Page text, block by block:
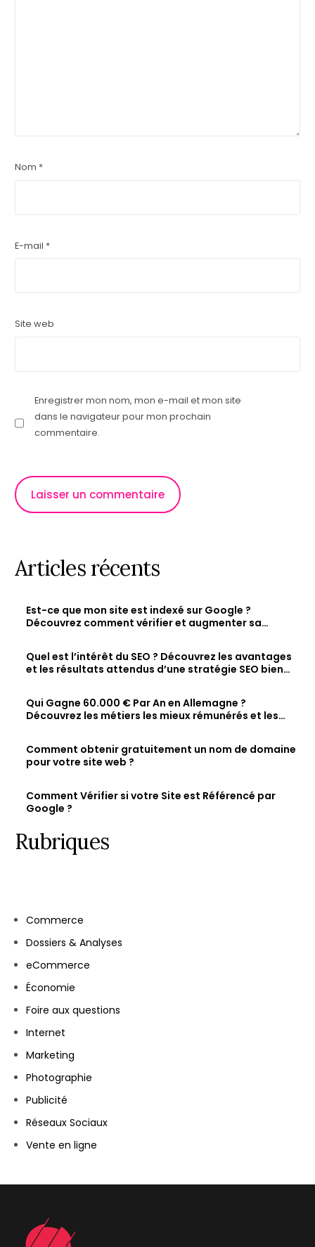
Nom *
E-mail *
Site web
Enregistrer mon nom, mon e-mail et mon site
dans le navigateur pour mon prochain
commentaire.
Articles récents
Est-ce que mon site est indexé sur Google ?
Découvrez comment vérifier et augmenter sa
Quel est l’intérêt du SEO ? Découvrez les avantages
et les résultats attendus d’une stratégie SEO bien
Qui Gagne 60.000 € Par An en Allemagne ?
Découvrez les métiers les mieux rémunérés et les
Comment obtenir gratuitement un nom de domaine
pour votre site web ?
Comment Vérifier si votre Site est Référencé par
Google ?
Rubriques
Commerce
Dossiers & Analyses
eCommerce
Économie
Foire aux questions
Internet
Marketing
Photographie
Publicité
Réseaux Sociaux
Vente en ligne